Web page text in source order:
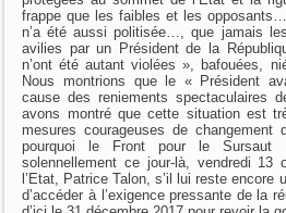
frappe que les faibles et les
n’a été aussi politisée…, que jamais
avilies par un Président de la
n’ont été autant violées », bafouées,
Nous montrions que le « Président
cause des reniements spectaculaires
avons montré que cette situation est
mesures courageuses de changement
pourquoi le Front pour le Sursaut
solennellement ce jour-là, vendredi 13
l’Etat, Patrice Talon, s’il lui reste encore
d’accéder à l’exigence pressante de la